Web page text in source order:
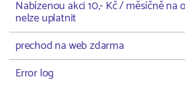
Nabízenou akci 10,- Kč / měsíčně na
nelze uplatnit
prechod na web zdarma
Error log